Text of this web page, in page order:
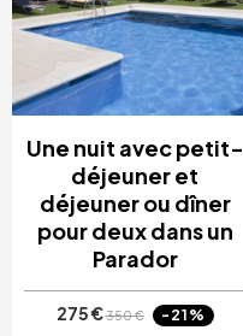
Une nuit avec petit-
déjeuner et
déjeuner ou dîner
pour deux dans un
Parador
275 €350 € -21%